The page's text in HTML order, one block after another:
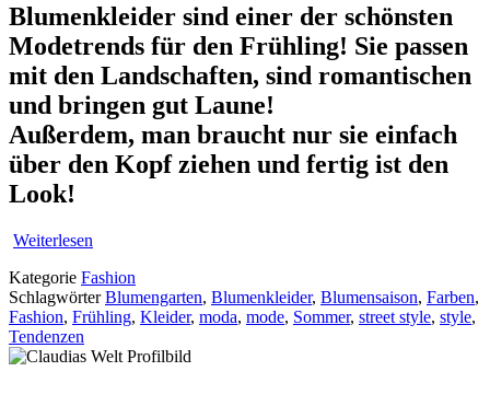
Blumenkleider sind einer der schönsten
Modetrends für den Frühling! Sie passen
mit den Landschaften, sind romantischen
und bringen gut Laune!
Außerdem, man braucht nur sie einfach
über den Kopf ziehen und fertig ist den
Look!
Weiterlesen
Kategorie Fashion
SchlagwörterBlumengarten, Blumenkleider, Blumensaison, Farben,
Fashion, Frühling, Kleider, moda, mode, Sommer, street style, style,
Tendenzen